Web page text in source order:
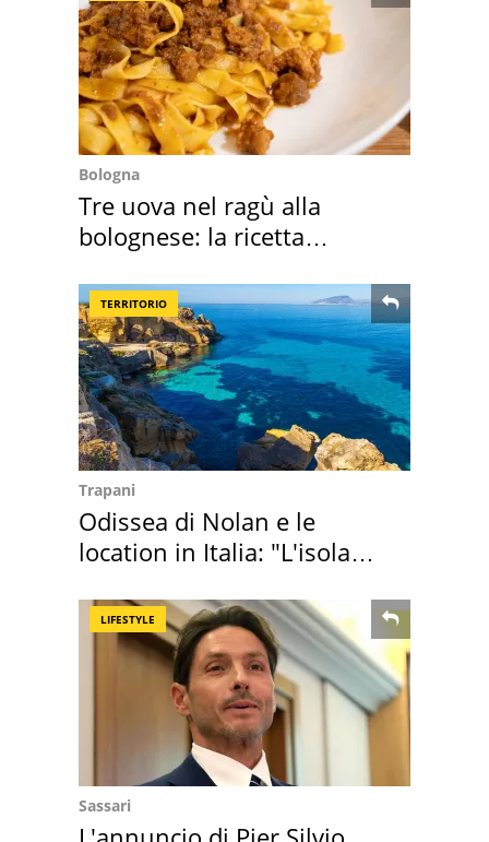
Bologna
Tre uova nel ragù alla
bolognese: la ricetta
TERRITORIO
Trapani
Odissea di Nolan e le
location in Italia: "L'isola
LIFESTYLE
Sassari